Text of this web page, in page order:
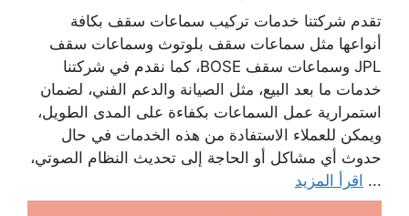
تقدم شركتنا خدمات تركيب سماعات سقف بكافة
أنواعها مثل سماعات سقف بلوتوث وسماعات سقف
JPL وسماعات سقف BOSE، كما نقدم في شركتنا
خدمات ما بعد البيع، مثل الصيانة والدعم الفني، لضمان
استمرارية عمل السماعات بكفاءة على المدى الطويل،
ويمكن للعملاء الاستفادة من هذه الخدمات في حال
حدوث أي مشاكل أو الحاجة إلى تحديث النظام الصوتي،
... اقرأ المزيد